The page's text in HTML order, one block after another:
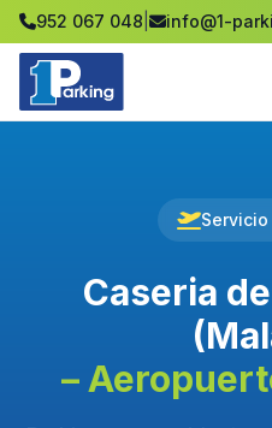
952 067 048 info@1-
Servicio
Caseria
–